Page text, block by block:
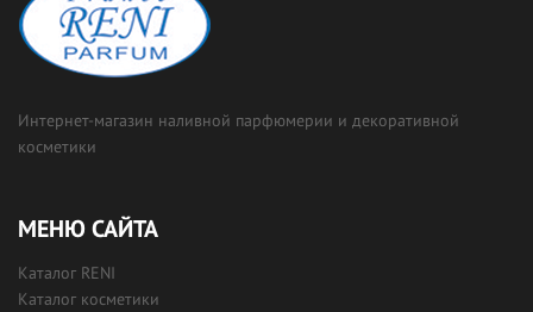
Интернет-магазин наливной парфюмерии и декоративной
косметики
МЕНЮ САЙТА
Каталог RENI
Каталог косметики